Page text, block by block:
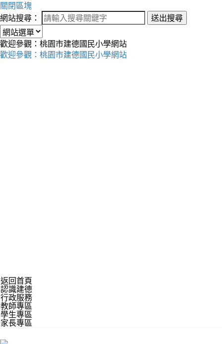
關閉區塊
網站搜尋：
送出搜尋
歡迎參觀：桃園市建德國民小學網站
歡迎參觀：桃園市建德國民小學網站
返回首頁
認識建德
行政服務
教師專區
學生專區
家長專區